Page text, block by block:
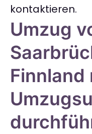
kontaktieren.
Umzug
Finnland